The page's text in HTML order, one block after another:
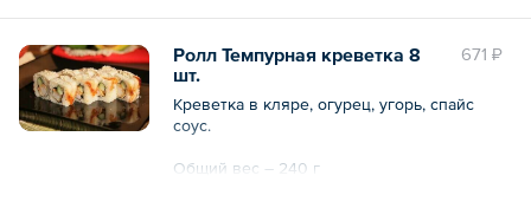
671 ₽
Ролл Темпурная креветка 8
шт.
Креветка в кляре, огурец, угорь, спайс
соус.
Общий вес – 240 г